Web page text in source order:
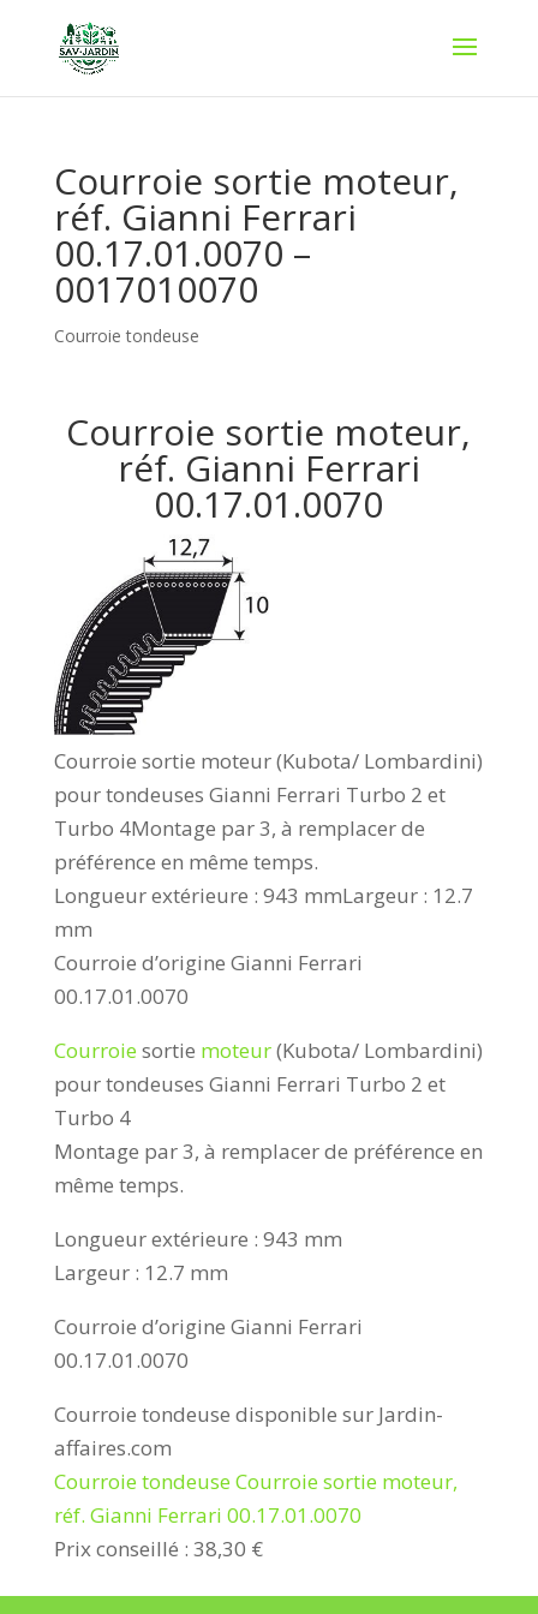
Courroie sortie moteur,
réf. Gianni Ferrari
00.17.01.0070 –
0017010070
Courroie tondeuse
Courroie sortie moteur,
réf. Gianni Ferrari
00.17.01.0070
Courroie sortie moteur (Kubota/ Lombardini)
pour tondeuses Gianni Ferrari Turbo 2 et
Turbo 4Montage par 3, à remplacer de
préférence en même temps.
Longueur extérieure : 943 mmLargeur : 12.7
mm
Courroie d’origine Gianni Ferrari
00.17.01.0070
Courroiesortie moteur(Kubota/ Lombardini)
pour tondeuses Gianni Ferrari Turbo 2 et
Turbo 4
Montage par 3, à remplacer de préférence en
même temps.
Longueur extérieure : 943 mm
Largeur : 12.7 mm
Courroie d’origine Gianni Ferrari
00.17.01.0070
Courroie tondeuse disponible sur Jardin-
affaires.com
Courroie tondeuse Courroie sortie moteur,
réf. Gianni Ferrari 00.17.01.0070
Prix conseillé : 38,30 €